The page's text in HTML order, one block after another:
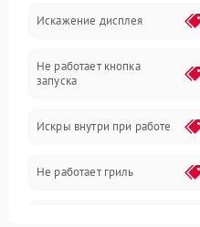
Питание и запуск
Нагрев и приготовление
Программное обеспечение
Искажение дисплея
Не работает кнопка
запуска
Искры внутри при работе
Не работает гриль